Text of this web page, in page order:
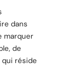
dans
marquer
de
qui réside